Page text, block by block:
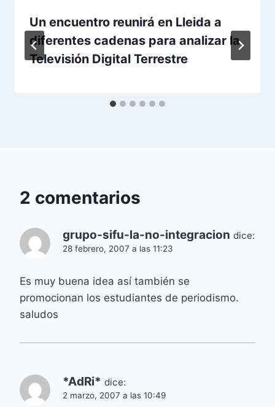
Un encuentro reunirá en Lleida a
diferentes cadenas para analizar la
Televisión Digital Terrestre
2 comentarios
grupo-sifu-la-no-integracion dice:
28 febrero, 2007 a las 11:23
Es muy buena idea así también se
promocionan los estudiantes de periodismo.
saludos
*AdRi* dice:
2 marzo, 2007 a las 10:49